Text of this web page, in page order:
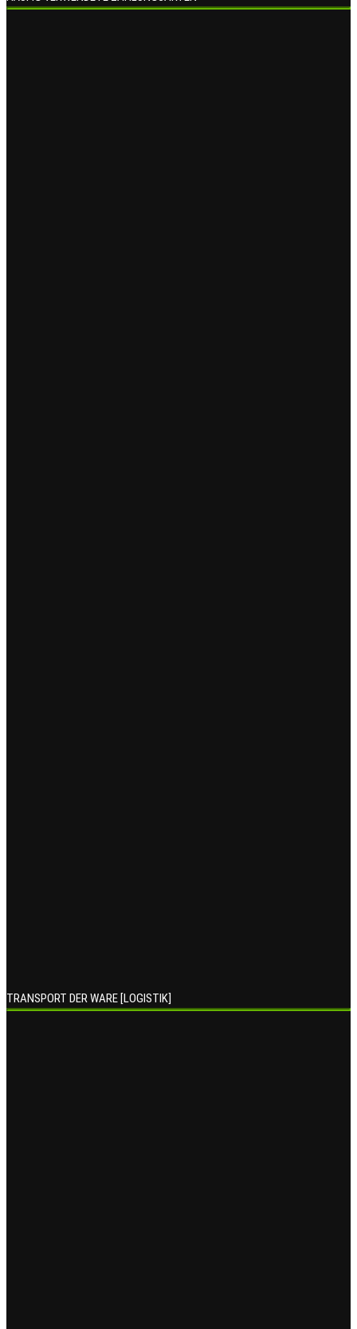
TRANSPORT DER WARE [LOGISTIK]